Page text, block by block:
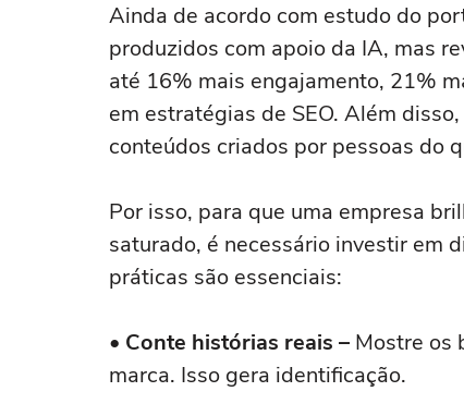
Ainda de acordo com estudo do
produzidos com apoio da IA, mas
até 16% mais engajamento, 21%
em estratégias de SEO. Além
conteúdos criados por pessoas do
Por isso, para que uma empresa
saturado, é necessário investir em
práticas são essenciais:
• Conte histórias reais – Mostre os
marca. Isso gera identificação.